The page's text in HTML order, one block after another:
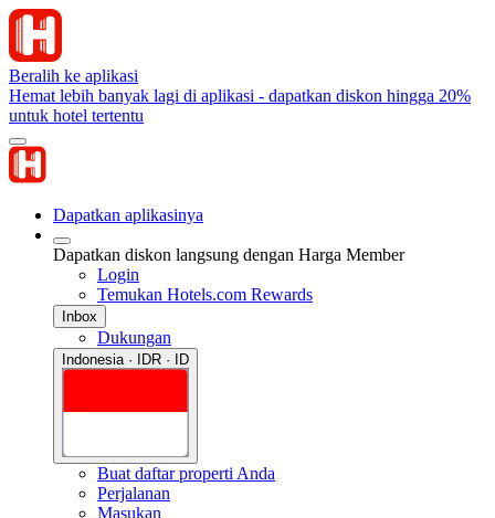
Beralih ke aplikasi
Hemat lebih banyak lagi di aplikasi - dapatkan diskon hingga 20%
untuk hotel tertentu
Dapatkan aplikasinya
Dapatkan diskon langsung dengan Harga Member
Login
Temukan Hotels.com Rewards
Inbox
Dukungan
Indonesia · IDR · ID
Buat daftar properti Anda
Perjalanan
Masukan